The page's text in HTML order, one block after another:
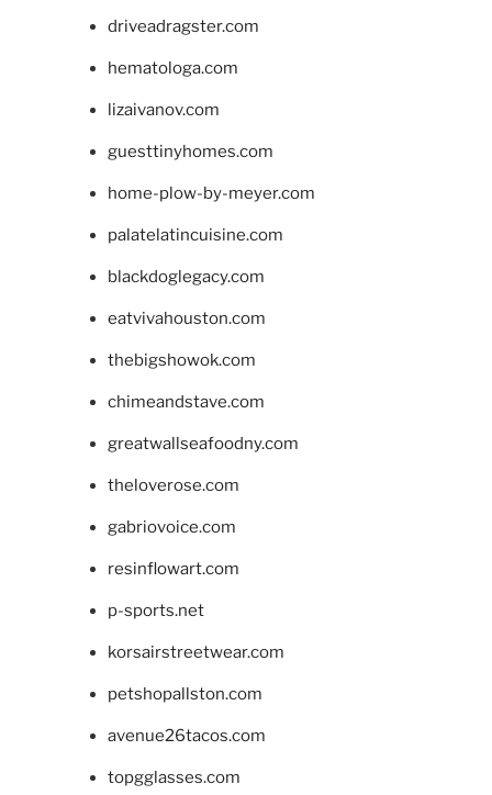
driveadragster.com
hematologa.com
lizaivanov.com
guesttinyhomes.com
home-plow-by-meyer.com
palatelatincuisine.com
blackdoglegacy.com
eatvivahouston.com
thebigshowok.com
chimeandstave.com
greatwallseafoodny.com
theloverose.com
gabriovoice.com
resinflowart.com
p-sports.net
korsairstreetwear.com
petshopallston.com
avenue26tacos.com
topgglasses.com